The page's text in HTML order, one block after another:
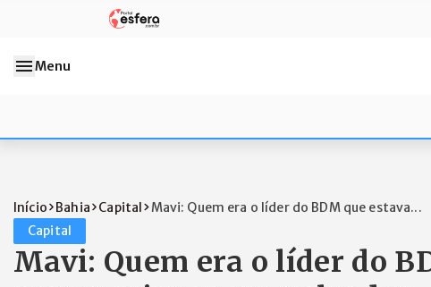
Menu
Início Bahia Capital
Mavi: Quem era o líder do BDM que estava...
Capital
Mavi: Quem era o líder do